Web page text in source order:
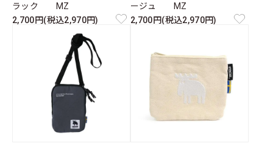
ラック MZ
2,700円(税込2,970円)
ージュ MZ
2,700円(税込2,970円)